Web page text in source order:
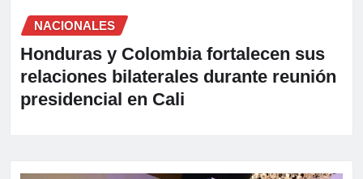
NACIONALES
Honduras y Colombia fortalecen sus
relaciones bilaterales durante reunión
presidencial en Cali